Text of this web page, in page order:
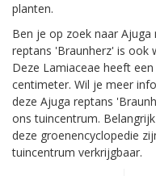
planten.
Ben je op zoek naar Ajuga
reptans 'Braunherz' is ook
Deze Lamiaceae heeft
centimeter. Wil je meer
deze Ajuga reptans
ons tuincentrum.
deze groenencyclopedie
tuincentrum verkrijgbaar.